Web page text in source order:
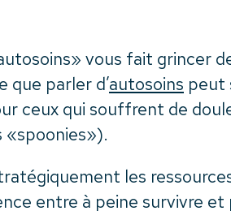
vous fait grincer
que parler d’autosoins peut
ceux qui souffrent de
les
entre à peine survivre et